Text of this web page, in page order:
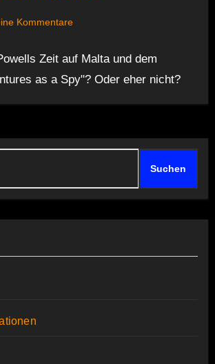
Kommentare
Zeit auf Malta und dem
as a Spy"? Oder eher nicht?